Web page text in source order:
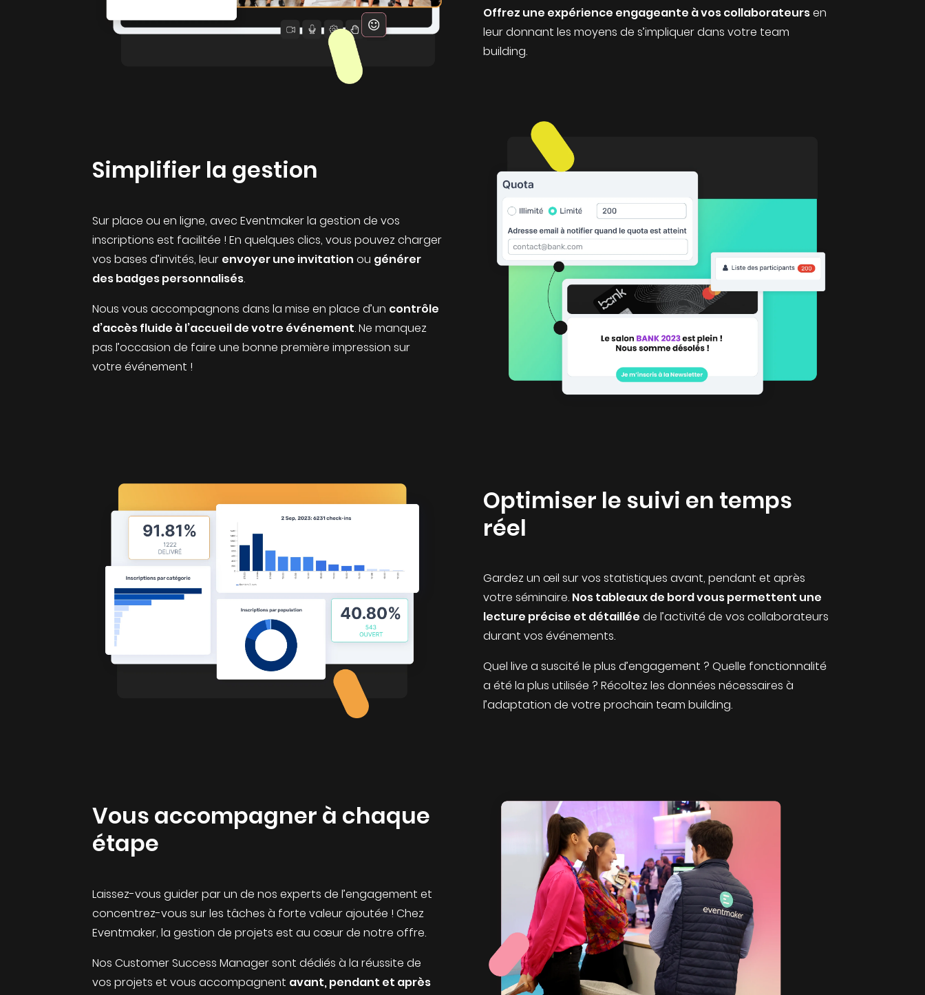
Offrez une expérience engageante à vos collaborateursen
leur donnant les moyens de s’impliquer dans votre team
building.
Simplifier la gestion
Sur place ou en ligne, avec Eventmaker la gestion de vos
inscriptions est facilitée ! En quelques clics, vous pouvez charger
vos bases d’invités, leur envoyer une invitation ou générer
des badges personnalisés.
Nous vous accompagnons dans la mise en place d’un contrôle
d’accès fluide à l’accueil de votre événement. Ne manquez
pas l’occasion de faire une bonne première impression sur
votre événement !
Optimiser le suivi en temps
réel
Gardez un œil sur vos statistiques avant, pendant et après
votre séminaire. Nos tableaux de bord vous permettent une
lecture précise et détaillée de l’activité de vos collaborateurs
durant vos événements.
Quel live a suscité le plus d’engagement ? Quelle fonctionnalité
a été la plus utilisée ? Récoltez les données nécessaires à
l’adaptation de votre prochain team building.
Vous accompagner à chaque
étape
Laissez-vous guider par un de nos experts de l’engagement et
concentrez-vous sur les tâches à forte valeur ajoutée ! Chez
Eventmaker, la gestion de projets est au cœur de notre offre.
Nos Customer Success Manager sont dédiés à la réussite de
vos projets et vous accompagnent avant, pendant et après